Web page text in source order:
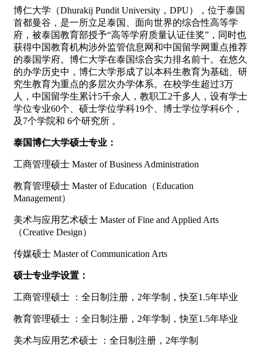
博仁大学（Dhurakij Pundit University，DPU），位于泰国
首都曼谷，是一所立足泰国、面向世界的综合性高等学
府，被泰国教育部授予“高等学府质量认证佳奖”，同时也
获得中国教育机构涉外监管信息网和中国留学网重点推荐
的泰国学府。博仁大学在泰国综合实力排名前十。在悠久
的办学历史中，博仁大学形成了以本科生教育为基础、研
究生教育为重点的多层次办学体系。在校学生超过3万
人，中国留学生累计5千余人，教职工2千多人，设有学士
学位专业60个、硕士学位学科19个、博士学位学科6个，
及7个学院和 6个研究所 。
泰国博仁大学硕士专业：
工商管理硕士 Master of Business Administration
教育管理硕士 Master of Education（Education
Management）
美术与应用艺术硕士 Master of Fine and Applied Arts
（Creative Design）
传媒硕士 Master of Communication Arts
硕士专业学设置：
工商管理硕士 ：全日制注册，2年学制，快至1.5年毕业
教育管理硕士 ：全日制注册，2年学制，快至1.5年毕业
美术与应用艺术硕士 ：全日制注册，2年学制